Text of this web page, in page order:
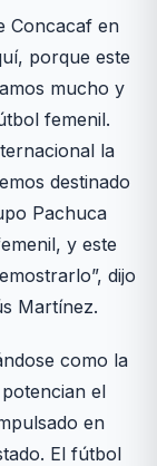
Concacaf en
porque este
mucho y
femenil.
la
destinado
Pachuca
y este
dijo
Martínez.
como la
el
en
El fútbol